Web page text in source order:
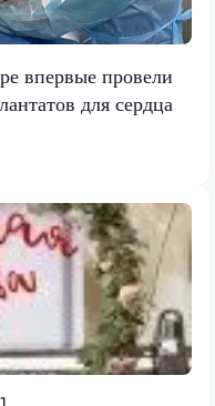
впервые провели
для сердца